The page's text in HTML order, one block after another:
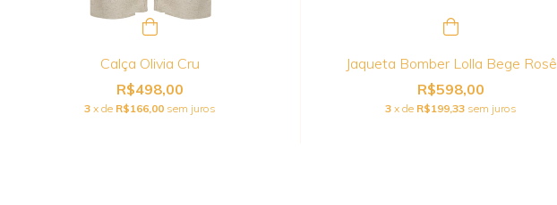
Calça Olivia Cru
R$498,00
3 x de R$166,00 sem juros
Jaqueta Bomber Lolla Bege Rosê
R$598,00
3 x de R$199,33 sem juros